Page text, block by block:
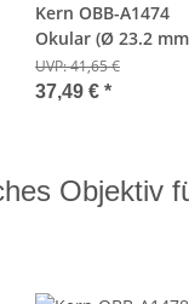
Kern OBB-A1474
Okular (Ø 23.2
16× / Ø 13.0 mm
UVP:41,65 €
37,49 € *
Objektiv